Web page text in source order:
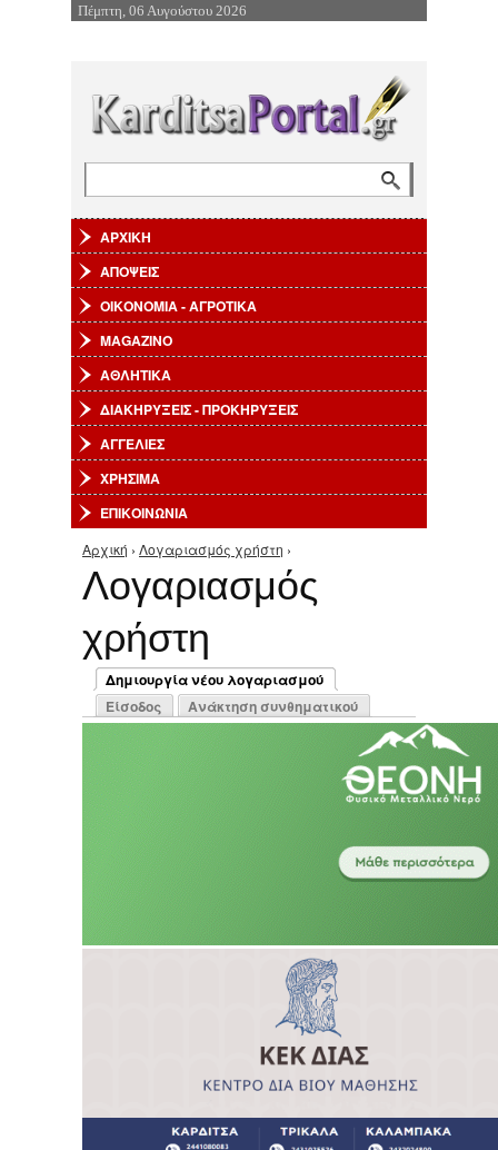
Επιστροφή στην Πλοήγηση
Πέμπτη, 06 Αυγούστου 2026
ΑΡΧΙΚΗ
ΑΠΟΨΕΙΣ
ΟΙΚΟΝΟΜΙΑ - ΑΓΡΟΤΙΚΑ
MAGAZINO
ΑΘΛΗΤΙΚΑ
ΔΙΑΚΗΡΥΞΕΙΣ - ΠΡΟΚΗΡΥΞΕΙΣ
ΑΓΓΕΛΙΕΣ
ΧΡΗΣΙΜΑ
ΕΠΙΚΟΙΝΩΝΙΑ
Είστε εδώ
Αρχική › Λογαριασμός χρήστη ›
Λογαριασμός
χρήστη
Πρωτεύουσες καρτέλες
Δημιουργία νέου λογαριασμού
(ενεργή καρτέλα)
Είσοδος Ανάκτηση συνθηματικού